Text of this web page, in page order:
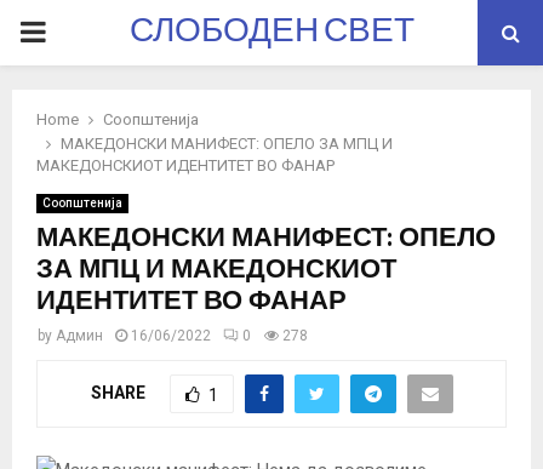
PRIMARYСЛОБОДЕН СВЕТ
Home
Соопштенија
МАКЕДОНСКИ МАНИФЕСТ: ОПЕЛО ЗА МПЦ И
МАКЕДОНСКИОТ ИДЕНТИТЕТ ВО ФАНАР
Соопштенија
МАКЕДОНСКИ МАНИФЕСТ: ОПЕЛО
ЗА МПЦ И МАКЕДОНСКИОТ
ИДЕНТИТЕТ ВО ФАНАР
by Админ 16/06/2022 0 278
SHARE 1